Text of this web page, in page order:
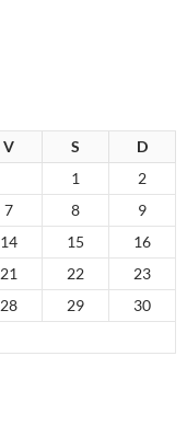
V S
D
1
2
7 8
9
14 15
16
21 22
23
28 29
30